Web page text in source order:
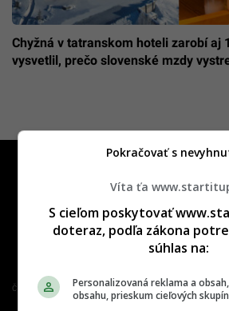
Chyžná v tatranskom hoteli zarobí aj
vysvetlil, prečo slovenské mzdy
Člen združenia IAB Slovakia
Víta ťa
S cieľom poskytovať
doteraz, podľa zákona
súhlas na:
Personalizovaná reklama a
obsahu, prieskum cieľových
Pokračovať s